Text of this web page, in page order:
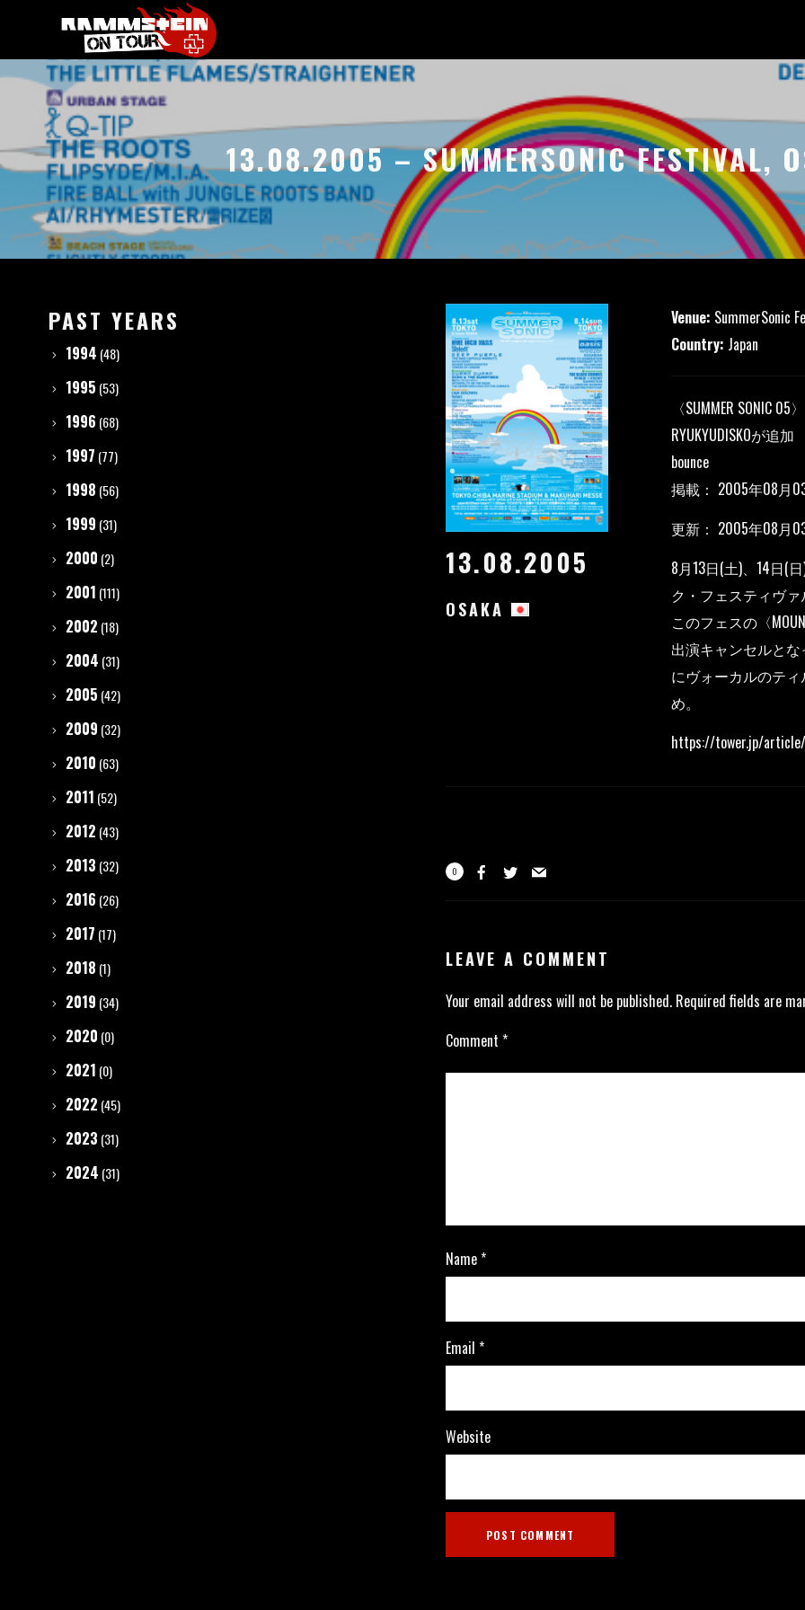
13.08.2005 – SUMMERSONIC FESTIVAL,
13.08.2005
OSAKA
Venue: SummerSonic
Country: Japan
〈SUMMER SONIC
RYUKYUDISKOが追加
bounce
掲載： 2005年08月
更新： 2005年08月
8月13日(土)、14日(
ク・フェスティヴァ
このフェスの〈
出演キャンセルと
にヴォーカルのテ
め。
https://tower.jp/
0
LEAVE A COMMENT
Your email address will not be published. Required fields are
Comment *
Name*
Email *
Website
PAST YEARS
1994 (48)
1995 (53)
1996 (68)
1997 (77)
1998 (56)
1999 (31)
2000 (2)
2001 (111)
2002 (18)
2004 (31)
2005 (42)
2009 (32)
2010 (63)
2011 (52)
2012 (43)
2013 (32)
2016 (26)
2017 (17)
2018 (1)
2019 (34)
2020 (0)
2021 (0)
2022 (45)
2023 (31)
2024 (31)